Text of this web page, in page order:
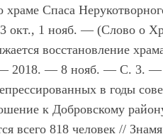
Спаса
1 нояб. — (Слово о
восстановление
2018. — 8 нояб. — С. 3. —
в годы
к Добровскому
всего 818 человек //